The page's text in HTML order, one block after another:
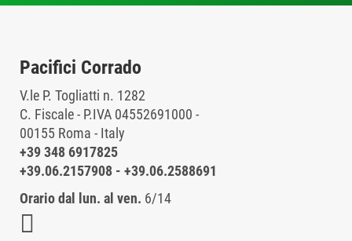
Pacifici Corrado
V.le P. Togliatti n. 1282
C. Fiscale - P.IVA 04552691000 -
00155 Roma - Italy
+39 348 6917825
+39.06.2157908 - +39.06.2588691
Orario dal lun. al ven. 6/14